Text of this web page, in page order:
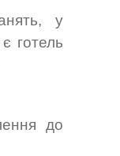
у
готель
до